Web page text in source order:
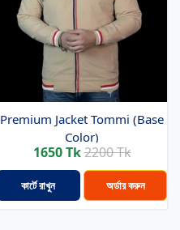
Premium Jacket Tommi (Base
Color)
1650 Tk2200 Tk
কার্টে রাখুন অর্ডার করুন